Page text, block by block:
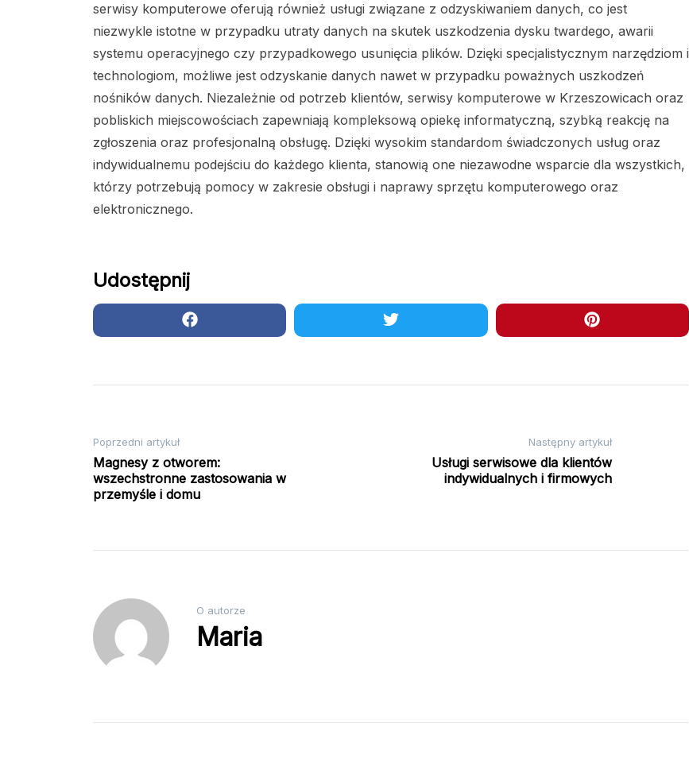
serwisy komputerowe oferują również usługi związane z odzyskiwaniem danych, co jest
niezwykle istotne w przypadku utraty danych na skutek uszkodzenia dysku twardego, awarii
systemu operacyjnego czy przypadkowego usunięcia plików. Dzięki specjalistycznym narzędziom i
technologiom, możliwe jest odzyskanie danych nawet w przypadku poważnych uszkodzeń
nośników danych. Niezależnie od potrzeb klientów, serwisy komputerowe w Krzeszowicach oraz
pobliskich miejscowościach zapewniają kompleksową opiekę informatyczną, szybką reakcję na
zgłoszenia oraz profesjonalną obsługę. Dzięki wysokim standardom świadczonych usług oraz
indywidualnemu podejściu do każdego klienta, stanowią one niezawodne wsparcie dla wszystkich,
którzy potrzebują pomocy w zakresie obsługi i naprawy sprzętu komputerowego oraz
elektronicznego.
Udostępnij
Nawigacja
wpisu
Poprzedni artykuł
Magnesy z otworem:
wszechstronne zastosowania w
przemyśle i domu
Następny artykuł
Usługi serwisowe dla klientów
indywidualnych i firmowych
O autorze
Maria